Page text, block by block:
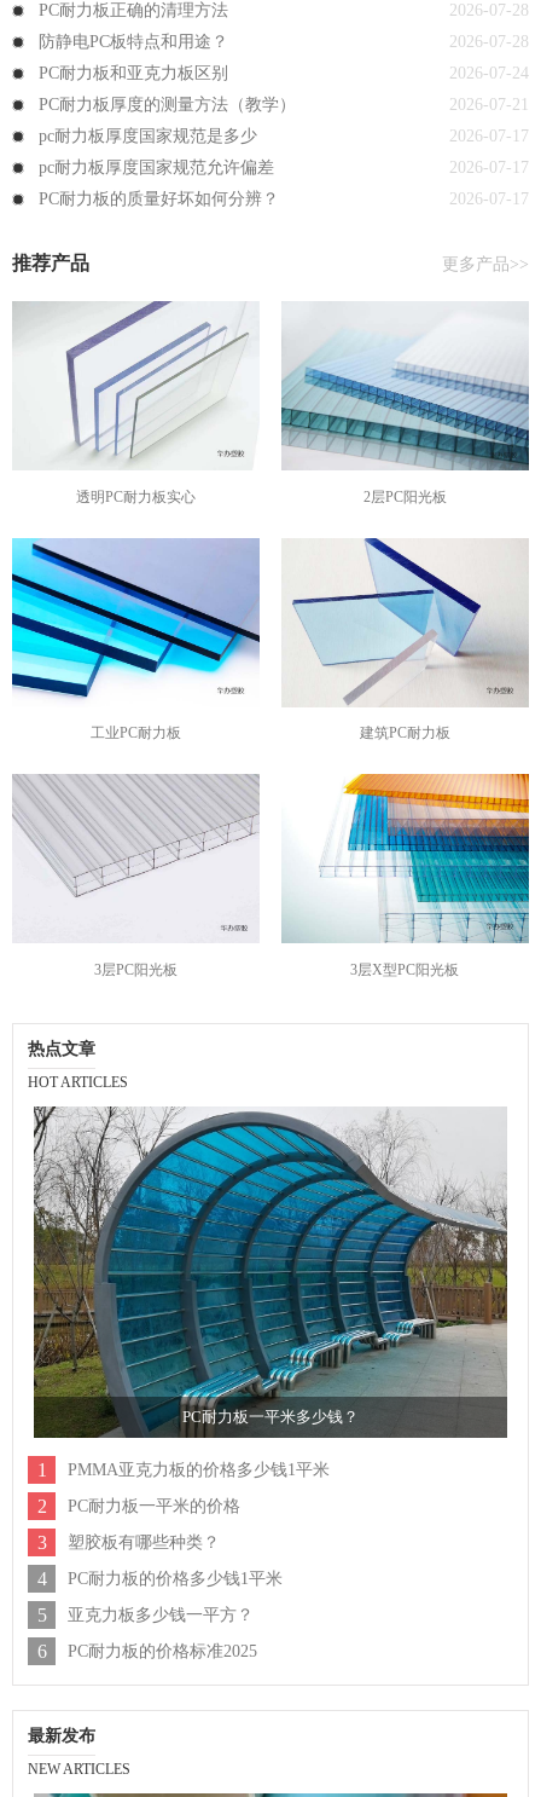
PC耐力板正确的清理方法
2026-07-28
防静电PC板特点和用途？
2026-07-28
PC耐力板和亚克力板区别
2026-07-24
PC耐力板厚度的测量方法（教学）
2026-07-21
pc耐力板厚度国家规范是多少
2026-07-17
pc耐力板厚度国家规范允许偏差
2026-07-17
PC耐力板的质量好坏如何分辨？
2026-07-17
推荐产品 更多产品>>
透明PC耐力板实心 2层PC阳光板
工业PC耐力板 建筑PC耐力板
3层PC阳光板 3层X型PC阳光板
热点文章
HOT ARTICLES
PC耐力板一平米多少钱？
1 PMMA亚克力板的价格多少钱1平米
2 PC耐力板一平米的价格
3 塑胶板有哪些种类？
4 PC耐力板的价格多少钱1平米
5 亚克力板多少钱一平方？
6 PC耐力板的价格标准2025
最新发布
NEW ARTICLES